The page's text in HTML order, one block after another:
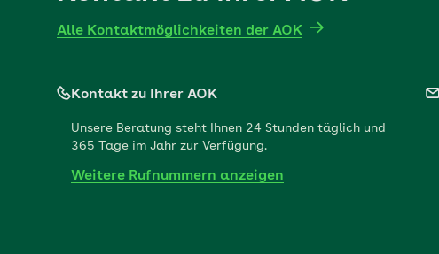
Alle Kontaktmöglichkeiten der AOK
Kontakt zu Ihrer AOK
Unsere Beratung steht Ihnen 24 Stunden täglich und
365 Tage im Jahr zur Verfügung.
Weitere Rufnummern anzeigen